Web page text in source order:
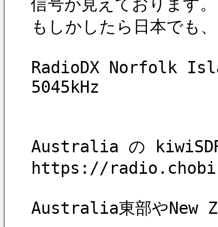
信号が見えております。
もしかしたら日本でも
RadioDX Norfolk
5045kHz
Australia の kiwiSDR
https://
Australia東部やNew